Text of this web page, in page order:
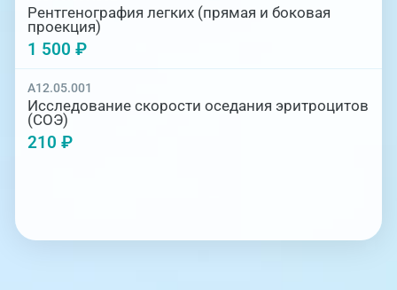
Рентгенография легких (прямая и боковая
проекция)
1 500 ₽
A12.05.001
Исследование скорости оседания эритроцитов
(СОЭ)
210 ₽